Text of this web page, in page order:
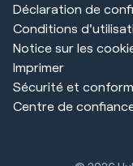
Déclaration de
Conditions
Notice sur les
Imprimer
Sécurité et
Centre de